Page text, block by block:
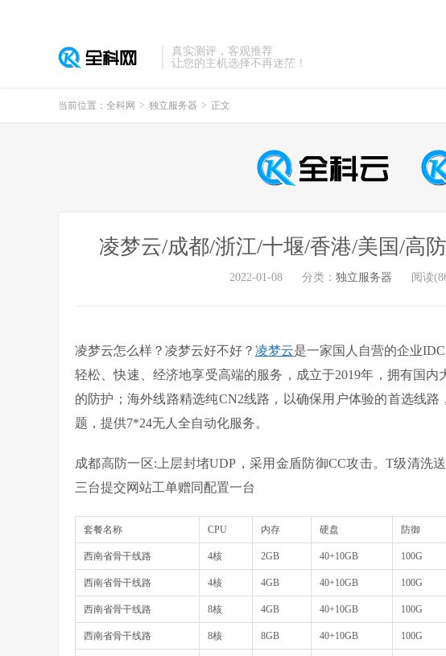
真实测评，客观推荐
让您的主机选择不再迷茫！
当前位置： 全科网 > 独立服务器 > 正文
凌梦云/成都/浙江/十堰/香港/美国/高
2022-01-08 分类： 独立服务器 阅读
凌梦云怎么样？凌梦云好不好？ 凌梦云是一家国人自营的企业
轻松、快速、经济地享受高端的服务，成立于2019年，拥有国
的防护；海外线路精选纯CN2线路，以确保用户体验的首选线
题，提供7*24无人全自动化服务。
成都高防一区:上层封堵UDP，采用金盾防御CC攻击。T级清洗
三台提交网站工单赠同配置一台
套餐名称 CPU 内存 硬盘 防御
西南省骨干线路 4核 2GB 40+10GB 100G
西南省骨干线路 4核 4GB 40+10GB 100G
西南省骨干线路 8核 4GB 40+10GB 100G
西南省骨干线路 8核 8GB 40+10GB 100G